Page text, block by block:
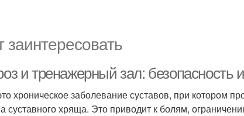
и тренажерный зал: безопасность
хроническое заболевание суставов, при котором
суставного хряща. Это приводит к болям,